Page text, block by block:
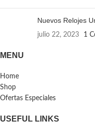
Nuevos Relojes
julio 22, 2023 1
MENU
Home
Shop
Ofertas Especiales
USEFUL LINKS